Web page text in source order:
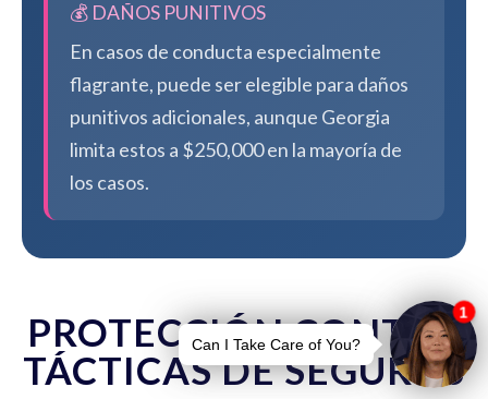
💰 DAÑOS PUNITIVOS
En casos de conducta especialmente
flagrante, puede ser elegible para daños
punitivos adicionales, aunque Georgia
limita estos a $250,000 en la mayoría de
los casos.
PROTECCIÓN CONTRA
TÁCTICAS DE SEGUROS